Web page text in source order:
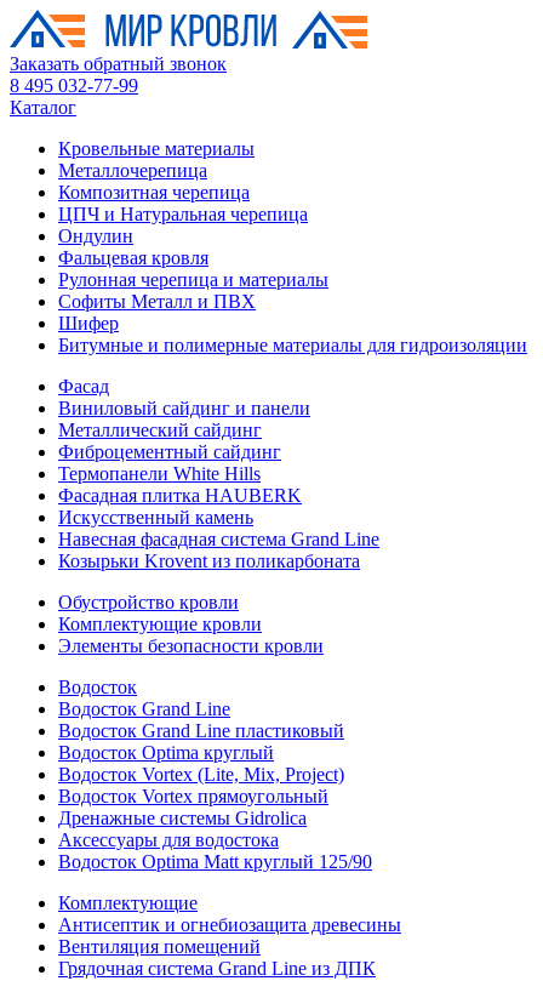
Заказать обратный звонок
8 495 032-77-99
Каталог
Кровельные материалы
Металлочерепица
Композитная черепица
ЦПЧ и Натуральная черепица
Ондулин
Фальцевая кровля
Рулонная черепица и материалы
Софиты Металл и ПВХ
Шифер
Битумные и полимерные материалы для гидроизоляции
Фасад
Виниловый сайдинг и панели
Металлический сайдинг
Фиброцементный сайдинг
Термопанели White Hills
Фасадная плитка HAUBERK
Искусственный камень
Навесная фасадная система Grand Line
Козырьки Krovent из поликарбоната
Обустройство кровли
Комплектующие кровли
Элементы безопасности кровли
Водосток
Водосток Grand Line
Водосток Grand Line пластиковый
Водосток Optima круглый
Водосток Vortex (Lite, Mix, Project)
Водосток Vortex прямоугольный
Дренажные системы Gidrolica
Аксессуары для водостока
Водосток Optima Matt круглый 125/90
Комплектующие
Антисептик и огнебиозащита древесины
Вентиляция помещений
Грядочная система Grand Line из ДПК